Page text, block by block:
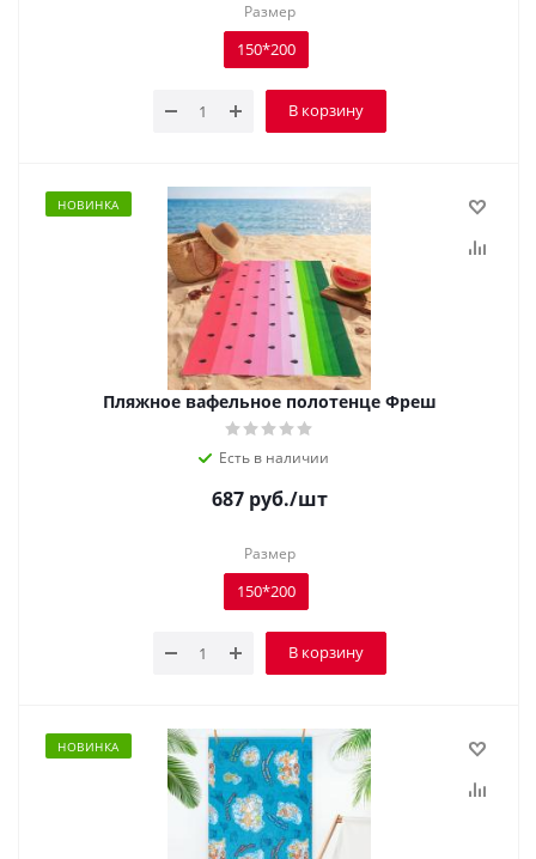
Размер
150*200
В корзину
НОВИНКА
Пляжное вафельное полотенце Фреш
Есть в наличии
687руб./шт
Размер
150*200
В корзину
НОВИНКА